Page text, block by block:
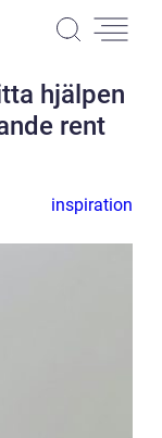
hjälpen
rent
inspiration